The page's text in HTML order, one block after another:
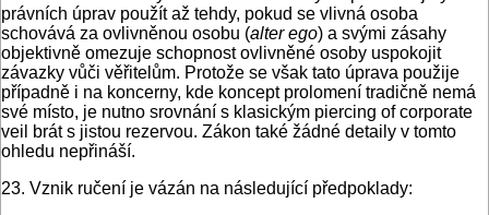
právních úprav použít až tehdy, pokud se vlivná osoba
schovává za ovlivněnou osobu (alter ego) a svými zásahy
objektivně omezuje schopnost ovlivněné osoby uspokojit
závazky vůči věřitelům. Protože se však tato úprava použije
případně i na koncerny, kde koncept prolomení tradičně nemá
své místo, je nutno srovnání s klasickým piercing of corporate
veil brát s jistou rezervou. Zákon také žádné detaily v tomto
ohledu nepřináší.
23. Vznik ručení je vázán na následující předpoklady: